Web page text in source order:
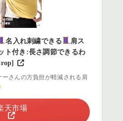
名入れ刺繍できる
肩ス
ト付き:長さ調節できるわ
ーさんの方負担が軽減される肩
天市場